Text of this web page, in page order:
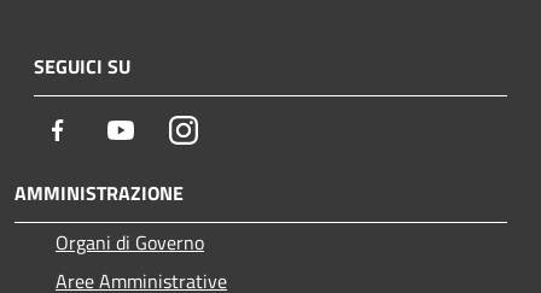
SEGUICI SU
Facebook YoutubeInstagram
AMMINISTRAZIONE
Organi di Governo
Aree Amministrative